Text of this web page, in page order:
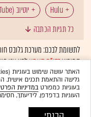
Hulu יוטיוב (YouTube)
פרסום באינטרנט
כל תגיות הכתבה
לתשומת לבכם: מערכת גלובס
המופיעבדו"ח האמוןלפיו אנו
בלתי הולם אחר מסוננים בצורה
גלישה והתאמת תכנים
בעוגיות כמפורטבמדיניות
העוגיות בדפדפן. לידיעתך,